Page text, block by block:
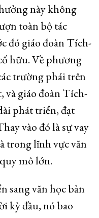
này không
toàn bộ tác
đó giáo đoàn Tích-
hữu. Về phương
trường phái trên
và giáo đoàn Tích-
phát triển, đạt
vào đó là sự vay
trong lĩnh vực văn
mô lớn.
sang văn học bản
kỳ đầu, nó bao